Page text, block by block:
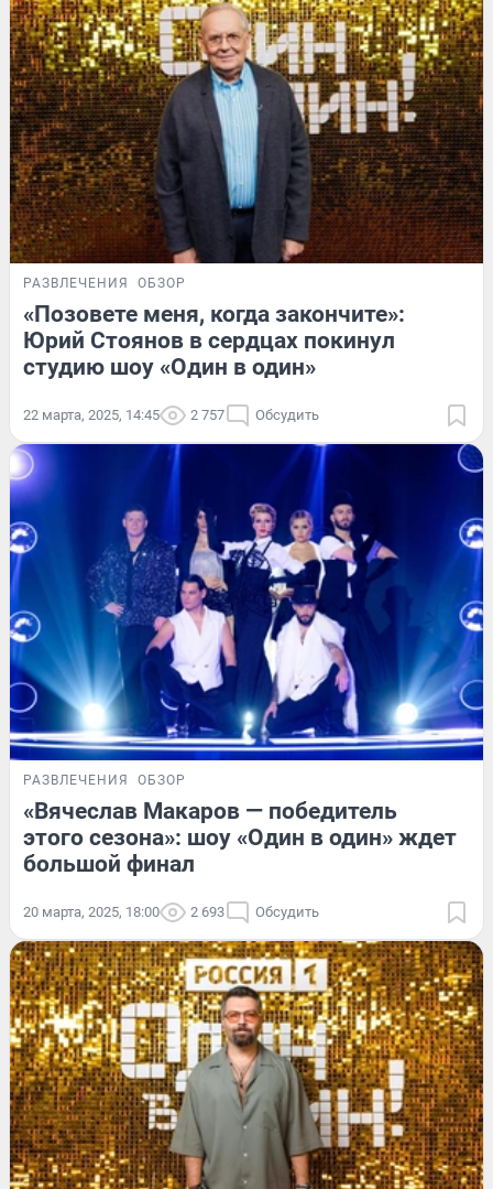
РАЗВЛЕЧЕНИЯ ОБЗОР
«Позовете меня, когда закончите»:
Юрий Стоянов в сердцах покинул
студию шоу «Один в один»
22 марта, 2025, 14:45 2 757 Обсудить
РАЗВЛЕЧЕНИЯ ОБЗОР
«Вячеслав Макаров — победитель
этого сезона»: шоу «Один в один» ждет
большой финал
20 марта, 2025, 18:00 2 693 Обсудить